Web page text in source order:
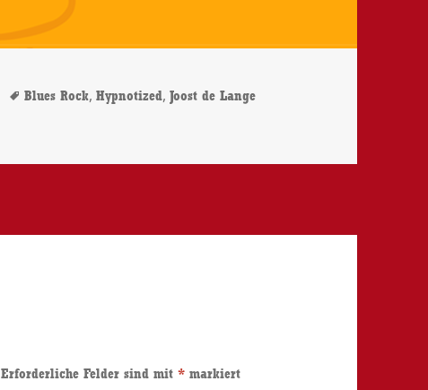
Schlagwörter
Blues Rock,Hypnotized,Joost de Lange
Erforderliche Felder sind mit* markiert